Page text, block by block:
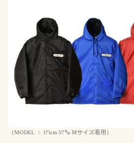
（MODEL ： 171cm 57㌔ Mサイズ着用）